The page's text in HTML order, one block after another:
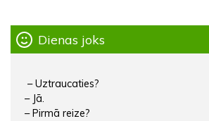
Dienas joks
– Uztraucaties?
– Jā.
– Pirmā reize?